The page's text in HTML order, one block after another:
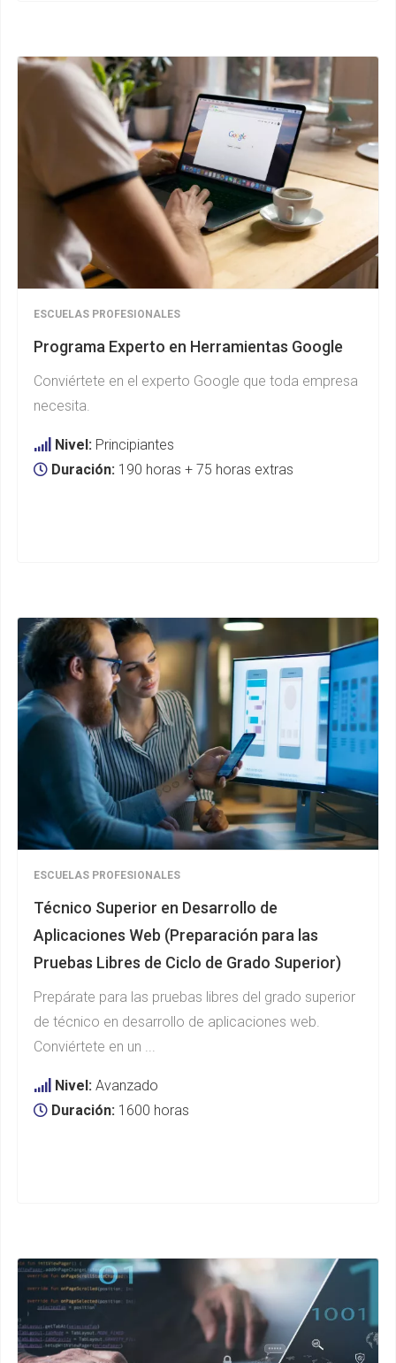
ESCUELAS PROFESIONALES
Programa Experto en Herramientas Google
Conviértete en el experto Google que toda empresa
necesita.
Nivel: Principiantes
Duración: 190 horas + 75 horas extras
ESCUELAS PROFESIONALES
Técnico Superior en Desarrollo de
Aplicaciones Web (Preparación para las
Pruebas Libres de Ciclo de Grado Superior)
Prepárate para las pruebas libres del grado superior
de técnico en desarrollo de aplicaciones web.
Conviértete en un ...
Nivel: Avanzado
Duración: 1600 horas